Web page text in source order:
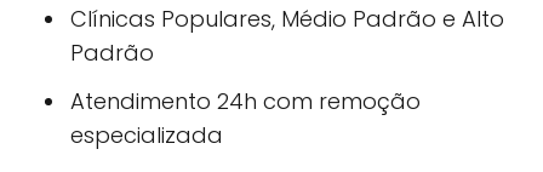
Clínicas Populares, Médio Padrão e Alto
Padrão
Atendimento 24h com remoção
especializada